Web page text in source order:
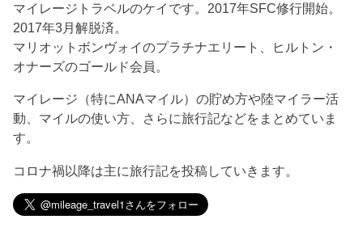
マイレージトラベルのケイです。2017年SFC修行開始。
2017年3月解脱済。
マリオットボンヴォイのプラチナエリート、ヒルトン・
オナーズのゴールド会員。
マイレージ（特にANAマイル）の貯め方や陸マイラー活
動、マイルの使い方、さらに旅行記などをまとめていま
す。
コロナ禍以降は主に旅行記を投稿していきます。